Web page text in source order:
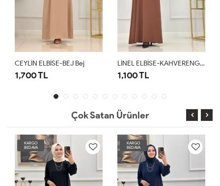
CEYLİN ELBİSE-BEJ Bej
1,700 TL
LİNEL ELBİSE-KAHVERENGİ Kahverengi
1,100 TL
Çok Satan Ürünler
KARGO
BEDAVA
KARGO
BEDAVA